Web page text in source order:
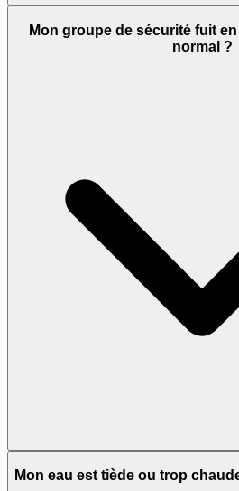
Mon groupe de sécurité fuit
normal ?
Mon eau est tiède ou trop